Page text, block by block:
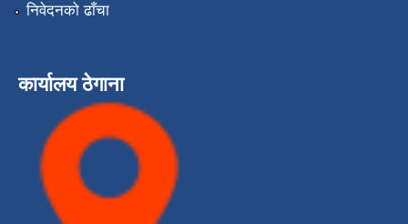
निवेदनको ढाँचा
कार्यालय ठेगाना